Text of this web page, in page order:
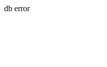
db error